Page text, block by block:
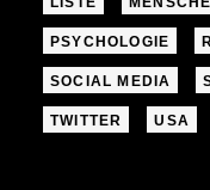
PSYCHOLOGIE
SOCIAL MEDIA
TWITTER USA